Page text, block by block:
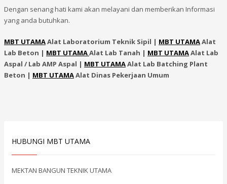
Dengan senang hati kami akan melayani dan memberikan Informasi
yang anda butuhkan.
MBT UTAMAAlat Laboratorium Teknik Sipil | MBT UTAMAAlat
Lab Beton | MBT UTAMAAlat Lab Tanah | MBT UTAMAAlat Lab
Aspal / Lab AMP Aspal | MBT UTAMAAlat Lab Batching Plant
Beton | MBT UTAMAAlat Dinas Pekerjaan Umum
HUBUNGI MBT UTAMA
MEKTAN BANGUN TEKNIK UTAMA